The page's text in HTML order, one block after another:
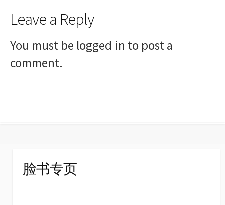
Leave a Reply
You must be logged in to post a
comment.
脸书专页